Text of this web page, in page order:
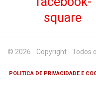
square
© 2026 - Copyright - Todos
POLITICA DE PRIVACIDADE E